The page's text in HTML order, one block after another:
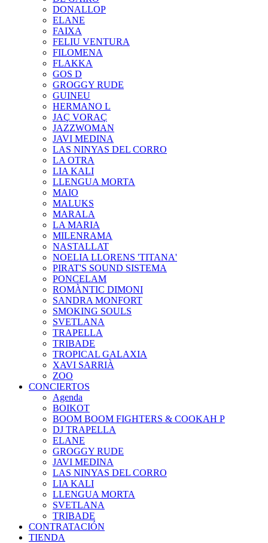
DONALLOP
ELANE
FAIXA
FELIU VENTURA
FILOMENA
FLAKKA
GOS D
GROGGY RUDE
GUINEU
HERMANO L
JAÇ VORAÇ
JAZZWOMAN
JAVI MEDINA
LAS NINYAS DEL CORRO
LA OTRA
LIA KALI
LLENGUA MORTA
MAIO
MALUKS
MARALA
LA MARIA
MILENRAMA
NASTALLAT
NOELIA LLORENS 'TITANA'
PIRAT'S SOUND SISTEMA
PONCELAM
ROMÀNTIC DIMONI
SANDRA MONFORT
SMOKING SOULS
SVETLANA
TRAPELLA
TRIBADE
TROPICAL GALAXIA
XAVI SARRIÀ
ZOO
CONCIERTOS
Agenda
BOIKOT
BOOM BOOM FIGHTERS & COOKAH P
DJ TRAPELLA
ELANE
GROGGY RUDE
JAVI MEDINA
LAS NINYAS DEL CORRO
LIA KALI
LLENGUA MORTA
SVETLANA
TRIBADE
CONTRATACIÓN
TIENDA